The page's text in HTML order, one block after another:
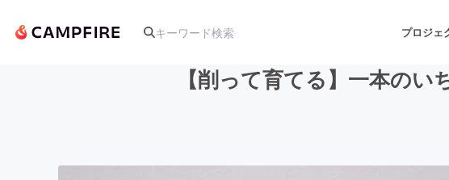
プロジェ
【削って育てる】一本のい